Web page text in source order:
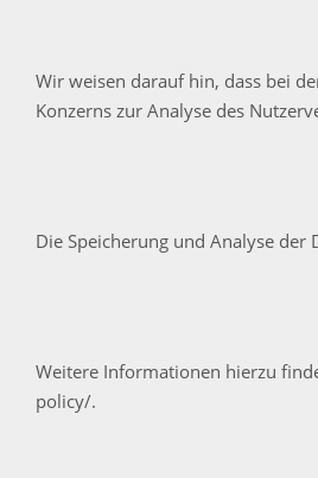
Wir weisen darauf hin, dass bei
Konzerns zur Analyse des
Die Speicherung und Analyse
Weitere Informationen hierzu
policy/.